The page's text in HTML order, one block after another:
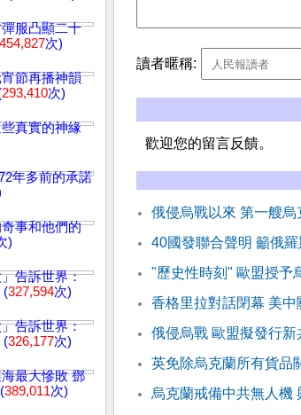
服凸顯二十
454,827次)
節再播神韻
293,410次)
真實的神緣
年多前的承諾
事和他們的
)
告訴世界：
(327,594次)
告訴世界：
(326,177次)
最大慘敗 鄧
(389,011次)
讀者暱稱:
歡迎您的留言反饋。
俄侵烏戰以來 第一艘
40國發聯合聲明 籲俄
"歷史性時刻" 歐盟授予
香格里拉對話閉幕 美
俄侵烏戰 歐盟擬發行
英免除烏克蘭所有貨品
烏克蘭戒備中共無人機